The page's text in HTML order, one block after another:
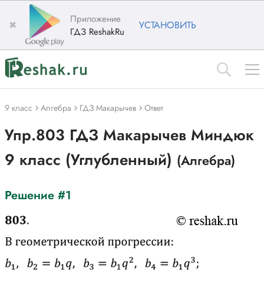
✖
Приложение
ГДЗ ReshakRu
УСТАНОВИТЬ
9 класс Алгебра ГДЗ Макарычев Ответ
Упр.803 ГДЗ Макарычев Миндюк
9 класс (Углубленный) (Алгебра)
Решение #1